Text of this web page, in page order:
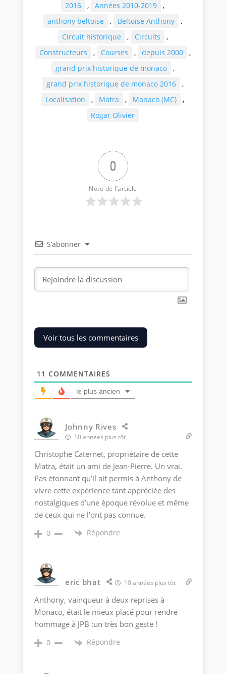
2016 , Années 2010-2019
,
anthony beltoise
, Beltoise Anthony
,
Circuit historique
, Circuits
,
Constructeurs
, Courses , depuis 2000
,
grand prix historique de monaco
,
grand prix historique de monaco 2016
,
Localisation
, Matra , Monaco (MC)
,
Rogar Olivier
0
Note de l’article
S’abonner
Voir tous les commentaires
11 COMMENTAIRES
le plus ancien
Johnny Rives
10 années plus tôt
Christophe Caternet, propriétaire de cette
Matra, était un ami de Jean-Pierre. Un vrai.
Pas étonnant qu’il ait permis à Anthony de
vivre cette expérience tant appréciée des
nostalgiques d’une époque révolue et même
de ceux qui ne l’ont pas connue.
0 Répondre
eric bhat 10 années plus tôt
Anthony, vainqueur à deux reprises à
Monaco, était le mieux placé pour rendre
hommage à JPB :un très bon geste !
0 Répondre